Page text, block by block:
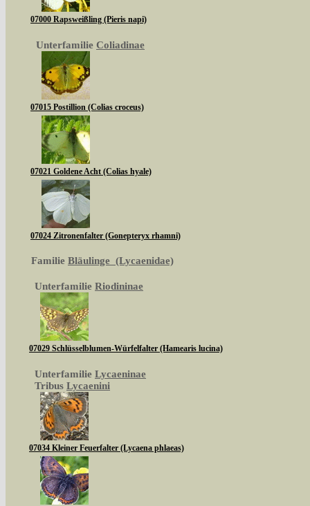
07000 Rapsweißling (Pieris napi)
Unterfamilie Coliadinae
07015 Postillion (Colias croceus)
07021 Goldene Acht (Colias hyale)
07024 Zitronenfalter (Gonepteryx rhamni)
Familie Bläulinge (Lycaenidae)
Unterfamilie Riodininae
07029 Schlüsselblumen-Würfelfalter (Hamearis lucina)
Unterfamilie Lycaeninae
Tribus Lycaenini
07034 Kleiner Feuerfalter (Lycaena phlaeas)